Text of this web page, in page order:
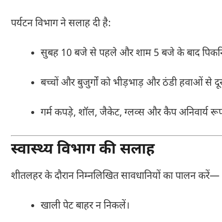
पर्यटन विभाग ने सलाह दी है:
सुबह 10 बजे से पहले और शाम 5 बजे के बाद
बच्चों और बुजुर्गों को भीड़भाड़ और ठंडी हवाओं से
गर्म कपड़े, शॉल, जैकेट, ग्लव्स और कैप अनिवार्य
स्वास्थ्य विभाग की सलाह
शीतलहर के दौरान निम्नलिखित सावधानियों का पालन करें—
खाली पेट बाहर न निकलें।